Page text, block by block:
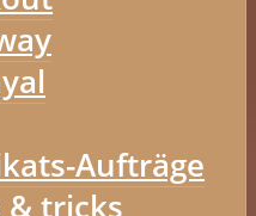
Aufträge
& tricks